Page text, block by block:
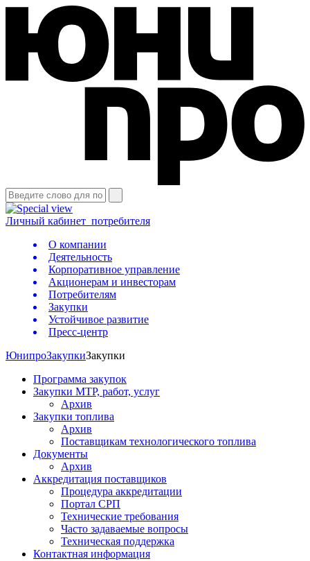
Личный кабинет потребителя
О компании
Деятельность
Корпоративное управление
Акционерам и инвесторам
Потребителям
Закупки
Устойчивое развитие
Пресс-центр
ЮнипроЗакупкиЗакупки
Программа закупок
Закупки МТР, работ, услуг
Архив
Закупки топлива
Архив
Поставщикам технологического топлива
Документы
Архив
Аккредитация поставщиков
Процедура аккредитации
Портал СРП
Технические требования
Часто задаваемые вопросы
Техническая поддержка
Контактная информация